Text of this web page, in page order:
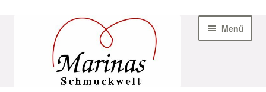
Navigation
Menü